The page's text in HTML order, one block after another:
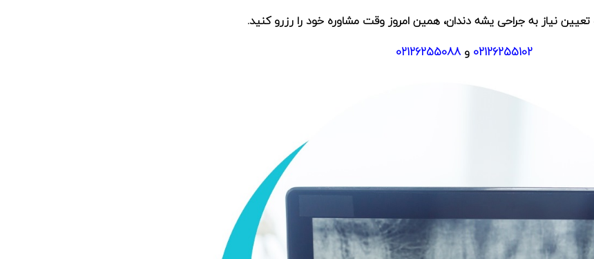
نیاز به جراحی یشه دندان، همین امروز وقت مشاوره خود را رزرو کنید.
02126255102 و 02126255088